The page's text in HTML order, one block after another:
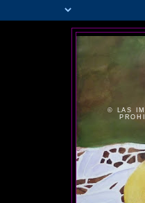
© LAS